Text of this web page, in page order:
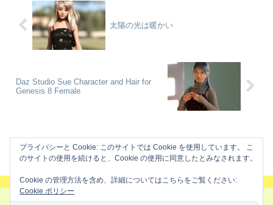
太陽の光は暖かい
Daz Studio Sue Character and Hair for
Genesis 8 Female
プライバシーと Cookie: このサイトでは Cookie を使用しています。 こ
のサイトの使用を続けると、Cookie の使用に同意したとみなされます。
Cookie の管理方法を含め、詳細についてはこちらをご覧ください:
Cookie ポリシー